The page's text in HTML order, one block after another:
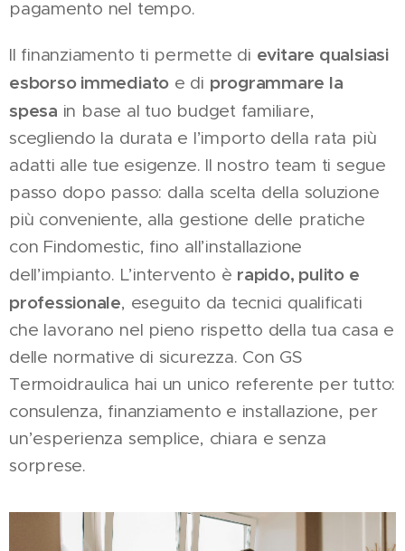
pagamento nel tempo.
Il finanziamento ti permette di evitare qualsiasi
esborso immediato e di programmare la
spesa in base al tuo budget familiare,
scegliendo la durata e l’importo della rata più
adatti alle tue esigenze. Il nostro team ti segue
passo dopo passo: dalla scelta della soluzione
più conveniente, alla gestione delle pratiche
con Findomestic, fino all’installazione
dell’impianto. L’intervento è rapido, pulito e
professionale, eseguito da tecnici qualificati
che lavorano nel pieno rispetto della tua casa e
delle normative di sicurezza. Con GS
Termoidraulica hai un unico referente per tutto:
consulenza, finanziamento e installazione, per
un’esperienza semplice, chiara e senza
sorprese.